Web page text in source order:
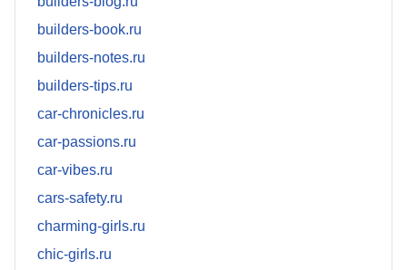
builders-book.ru
builders-notes.ru
builders-tips.ru
car-chronicles.ru
car-passions.ru
car-vibes.ru
cars-safety.ru
charming-girls.ru
chic-girls.ru